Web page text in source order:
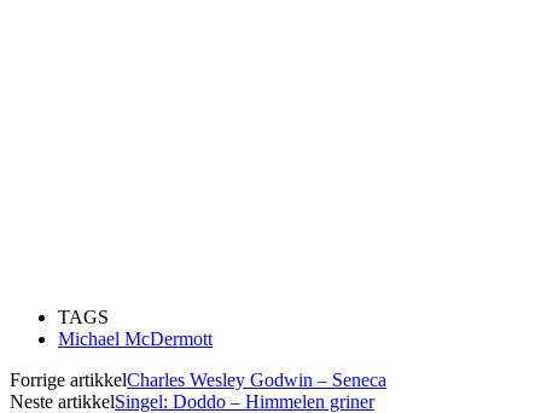
TAGS
Michael McDermott
Forrige artikkelCharles Wesley Godwin – Seneca
Neste artikkelSingel: Doddo – Himmelen griner